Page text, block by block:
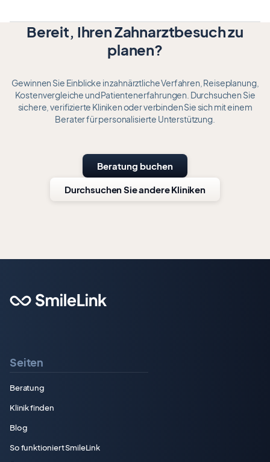
Bereit, Ihren Zahnarztbesuch zu
planen?
Gewinnen Sie Einblicke in zahnärztliche Verfahren, Reiseplanung,
Kostenvergleiche und Patientenerfahrungen. Durchsuchen Sie
sichere, verifizierte Kliniken oder verbinden Sie sich mit einem
Berater für personalisierte Unterstützung.
Beratung buchen
Durchsuchen Sie andere Kliniken
Seiten
Beratung
Klinik finden
Blog
So funktioniert SmileLink